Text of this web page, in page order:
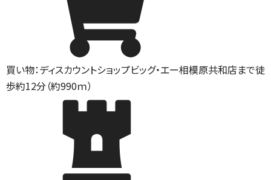
買い物：ディスカウントショップビッグ・エー相模原共和店まで徒
歩約12分（約990ｍ）